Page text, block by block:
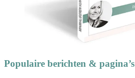
Populaire berichten & pagina’s